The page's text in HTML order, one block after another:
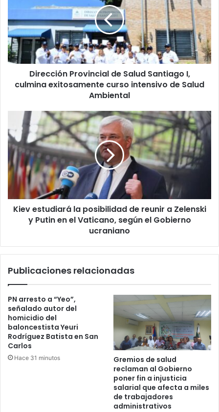
Santiago
I,
culmina
exitosamente
curso
intensivo de
Ambiental
Dirección Provincial de Salud Santiago I,
culmina exitosamente curso intensivo de Salud
Ambiental
estudiará
la
posibilidad
de
reunir
a
Zelenski
y
Putin
según
Gobierno
Kiev estudiará la posibilidad de reunir a Zelenski
y Putin en el Vaticano, según el Gobierno
ucraniano
Publicaciones relacionadas
PN arresto a “Yeo”,
señalado autor del
homicidio del
baloncestista Yeuri
Rodríguez Batista en San
Carlos
Hace 31 minutos
Gremios de salud
reclaman al Gobierno
poner fin a injusticia
salarial que afecta a miles
de trabajadores
administrativos